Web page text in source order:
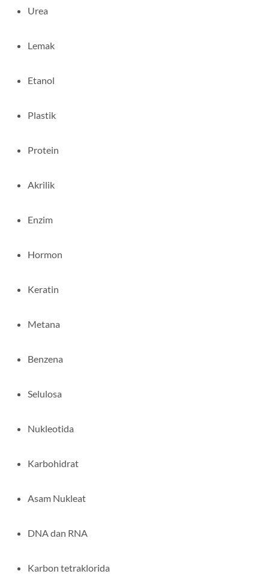
Urea
Lemak
Etanol
Plastik
Protein
Akrilik
Enzim
Hormon
Keratin
Metana
Benzena
Selulosa
Nukleotida
Karbohidrat
Asam Nukleat
DNA dan RNA
Karbon tetraklorida